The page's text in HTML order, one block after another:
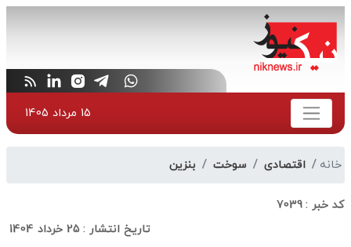
15 مرداد 1405
خانه اقتصادی سوخت بنزین
کد خبر :7039
تاریخ انتشار :25 خرداد 1404